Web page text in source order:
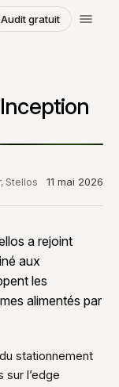
Audit gratuit
Stellos 11 mai 2026
a rejoint
aux
les
alimentés par
stationnement
l’edge